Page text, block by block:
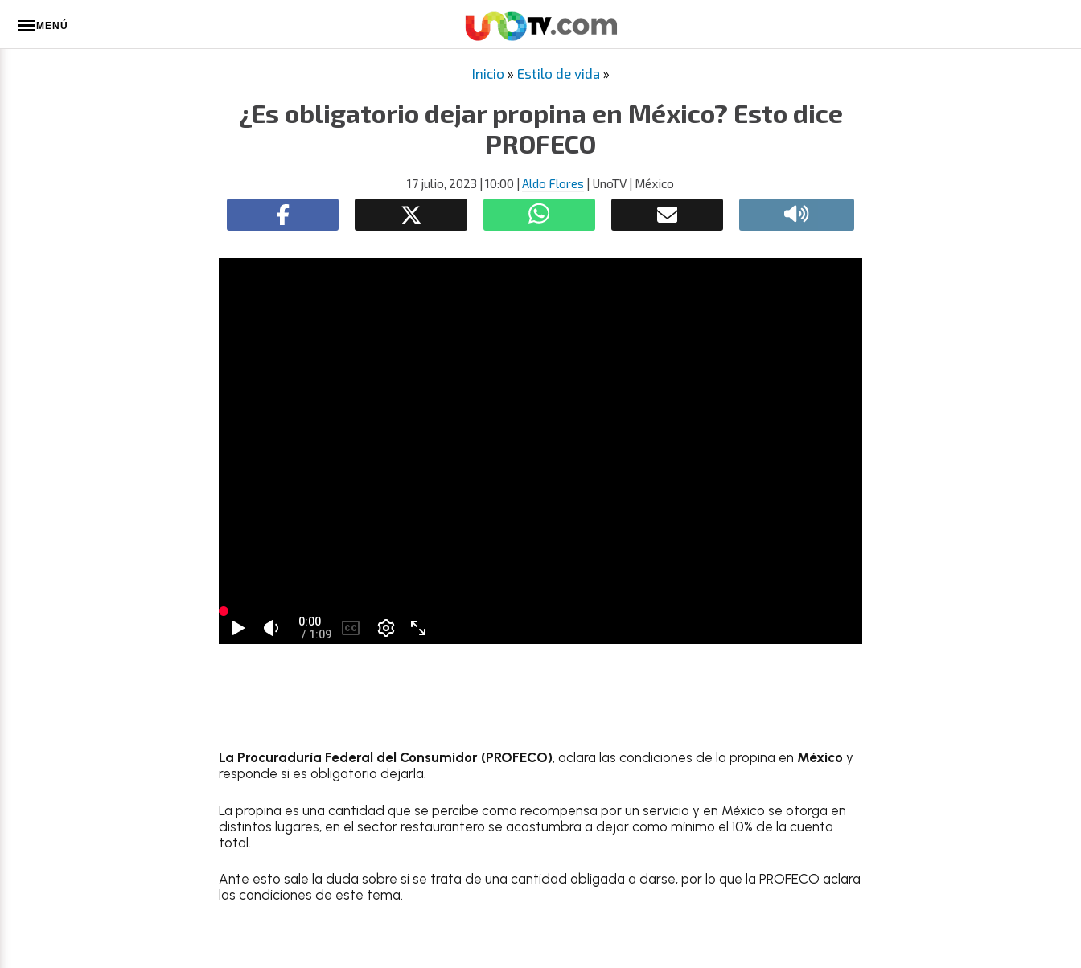
MENÚ
Inicio » Estilo de vida »
¿Es obligatorio dejar propina en México? Esto dice
PROFECO
17 julio, 2023 | 10:00 | Aldo Flores | UnoTV | México
La Procuraduría Federal del Consumidor (PROFECO), aclara las condiciones de la propina en México y
responde si es obligatorio dejarla.
La propina es una cantidad que se percibe como recompensa por un servicio y en México se otorga en
distintos lugares, en el sector restaurantero se acostumbra a dejar como mínimo el 10% de la cuenta
total.
Ante esto sale la duda sobre si se trata de una cantidad obligada a darse, por lo que la PROFECO aclara
las condiciones de este tema.